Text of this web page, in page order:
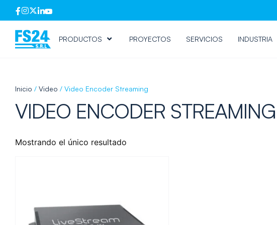
PRODUCTOS PROYECTOS SERVICIOS INDUSTRIA
Inicio / Video / Video Encoder Streaming
VIDEO ENCODER STREAMING
Mostrando el único resultado